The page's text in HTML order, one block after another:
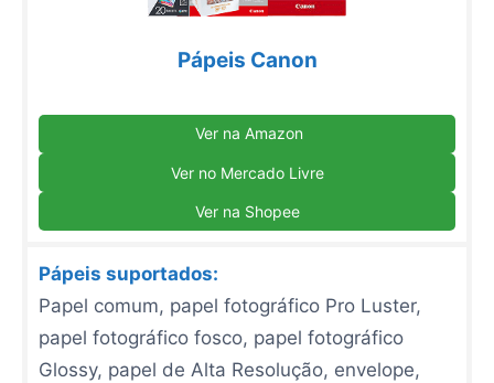
Pápeis Canon
Ver na Amazon
Ver no Mercado Livre
Ver na Shopee
P ápeis suportados:
Papel comum, papel fotográfico Pro Luster,
papel fotográfico fosco, papel fotográfico
Glossy, papel de Alta Resolução, envelope,